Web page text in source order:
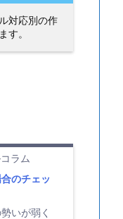
対応別の作
す。
ラム
のチェッ
いが弱く